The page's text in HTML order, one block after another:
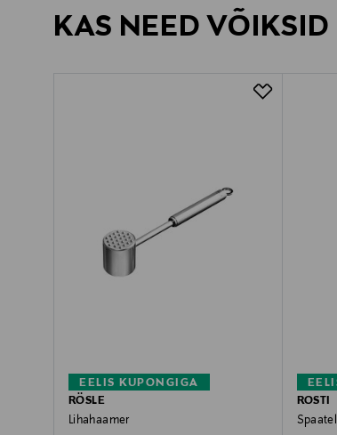
KAS NEED
EELIS KUPONGIGA
RÖSLE
Lihahaamer
ROSTI